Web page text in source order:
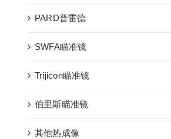
PARD普雷德
SWFA瞄准镜
Trijicon瞄准镜
伯里斯瞄准镜
其他热成像